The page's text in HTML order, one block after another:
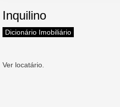
Inquilino
Dicionário Imobiliário
Ver locatário.